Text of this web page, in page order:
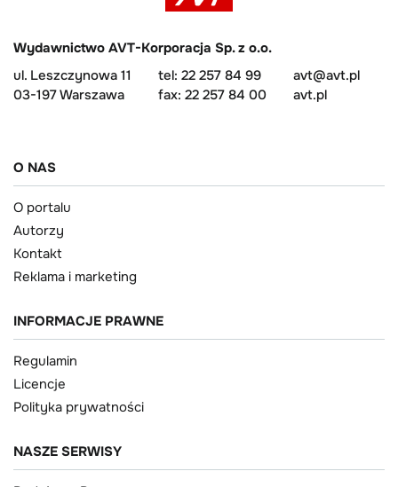
Wydawnictwo AVT-Korporacja Sp. z o.o.
ul. Leszczynowa 11
03-197 Warszawa
tel: 22 257 84 99
fax: 22 257 84 00
avt@avt.pl
avt.pl
O NAS
O portalu
Autorzy
Kontakt
Reklama i marketing
INFORMACJE PRAWNE
Regulamin
Licencje
Polityka prywatności
NASZE SERWISY